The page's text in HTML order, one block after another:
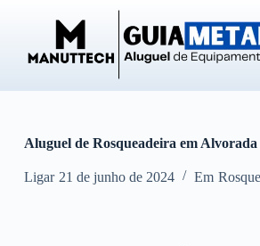
Aluguel de Rosqueadeira em
Ligar 21 de junho de 2024 Em